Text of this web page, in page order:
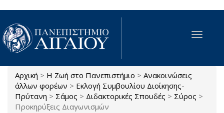
Παράκαμψη προς το κυρίως περιεχόμενο
Toggle
Είστε εδώ
Αρχική > Η Ζωή στο Πανεπιστήμιο > Ανακοινώσεις
άλλων φορέων > Εκλογή Συμβουλίου Διοίκησης-
Πρύτανη > Σάμος > Διδακτορικές Σπουδές > Σύρος >
Προκηρύξεις Διαγωνισμών